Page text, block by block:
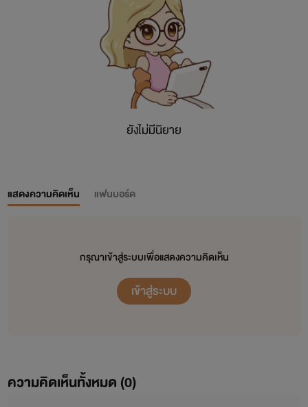
ยังไม่มีนิยาย
แสดงความคิดเห็น แฟนบอร์ด
กรุณาเข้าสู่ระบบเพื่อแสดงความคิดเห็น
เข้าสู่ระบบ
ความคิดเห็นทั้งหมด (0)